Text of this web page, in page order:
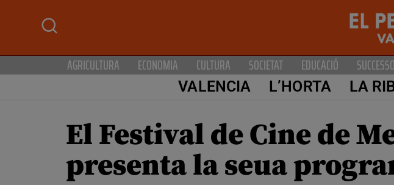
AGRICULTURA ECONOMIA CULTURA SOCIETAT EDUCACIÓ
VALENCIA L’HORTA LA
El Festival de Cine de
presenta la seua